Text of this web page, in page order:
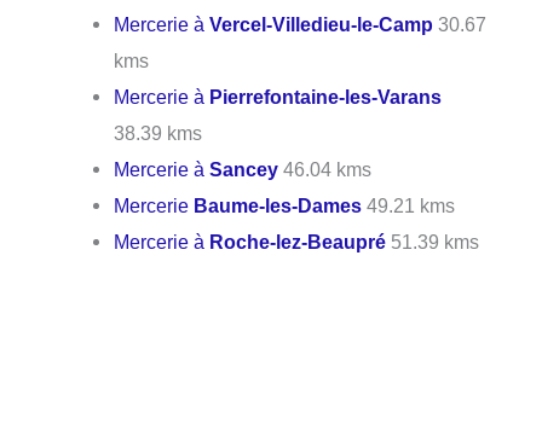
Mercerie àVercel-Villedieu-le-Camp 30.67
kms
Mercerie à Pierrefontaine-les-Varans
38.39 kms
Mercerie àSancey 46.04 kms
Mercerie Baume-les-Dames 49.21 kms
Mercerie à Roche-lez-Beaupré 51.39 kms